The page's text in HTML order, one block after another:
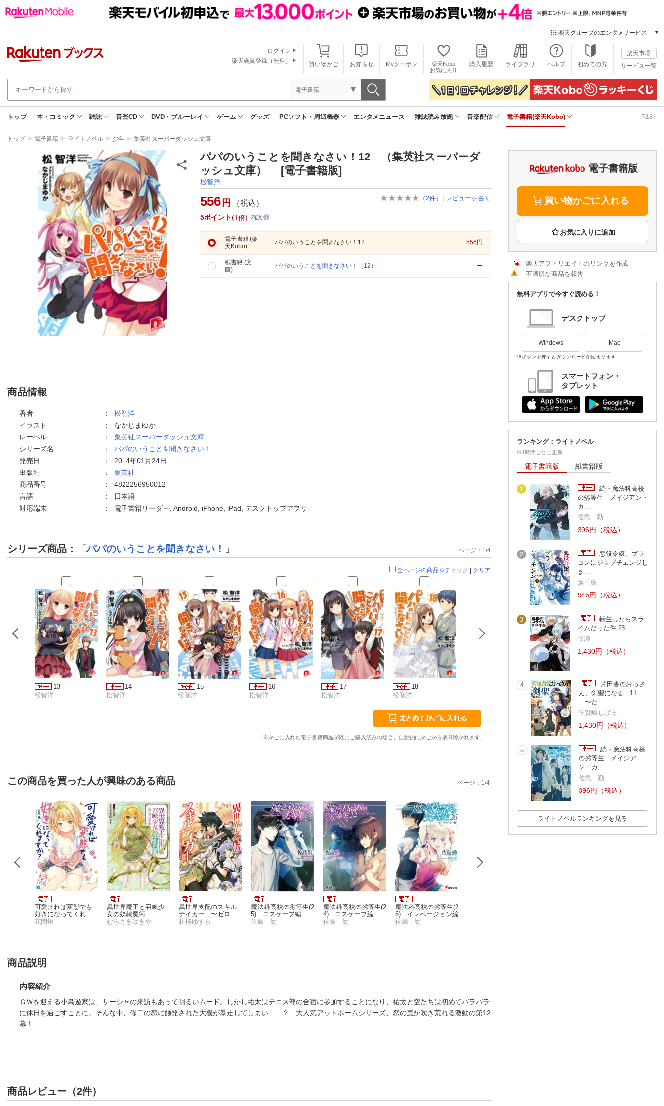
楽天グループのエンタメサービス
本/ゲーム/CD/DVD
楽天ブックス
電子書籍
楽天Kobo
雑誌読み放題
楽天ミュージック
楽天TV
動画配信ガイド
Rakuten PLAY
Rチャンネル
楽天チケット
エンタメニュース
推し楽
買い物かご お知らせ Myクーポン
楽天Kobo
お気に入り
購入履歴 ライブラリ ヘルプ 初めての方
楽天市場
サービス一覧
ログイン
楽天会員登録（無料）
電子書籍
トップ 本・コミック 雑誌 音楽CD DVD・ブルーレイ ゲーム グッズ PCソフト・周辺機器 エンタメニュース 雑誌読み放題 音楽配信 電子書籍(楽天Kobo) R18+
現
トップ > 電子書籍 > ライトノベル > 少年 > 集英社スーパーダッシュ文庫
パパのいうことを聞きなさい！12 （集英社スーパーダ
ッシュ文庫） [電子書籍版]
松智洋
（ 2件） | レビューを書く
556 円 （税込）
5ポイント 1倍 内訳
電子書籍 (楽
天Kobo)
パパのいうことを聞きなさい！12 556 円
紙書籍 (文
庫)
パパのいうことを聞きなさい！（12） ー
商品情報
著者 ： 松智洋
イラスト
： なかじまゆか
レーベル
： 集英社スーパーダッシュ文庫
シリーズ名
： パパのいうことを聞きなさい！
発売日
： 2014年01月24日
出版社
： 集英社
商品番号
： 4822256950012
言語
：
日本語
対応端末
： 電子書籍リーダー, Android, iPhone, iPad, デスクトップアプリ
シリーズ商品：「パパのいうことを聞きなさい！ 」 ページ：1/4
全ページの商品をチェック | クリア
13
松智洋
14
松智洋
15
松智洋
16
松智洋
17
松智洋
18
松智洋
1
松智洋
1
松智洋
※かごに入れた電子書籍商品が既にご購入済みの場合、自動的にかごから取り除かれます。
この商品を買った人が興味のある商品
可愛ければ変態でも
好きになってくれま
すか？【電子特典付
花間燈
異世界魔王と召喚少
女の奴隷魔術
むらさきゆきや
異世界支配のスキル
テイカー 〜ゼロか
ら始める奴隷ハーレ
柑橘ゆすら
魔法科高校の劣等生(2
5) エスケープ編
〈下〉
佐島 勤
魔法科高校の劣等生(2
4) エスケープ編
〈上〉
佐島 勤
魔法科高校の劣等生(2
6) インベージョン編
佐島 勤
ページ： 1 /4
商品説明
内容紹介
ＧＷを迎える小鳥遊家は、サーシャの来訪もあって明るいムード。しかし祐太はテニス部の合宿に参加することになり、祐太と空たちは初めてバラバラ
に休日を過ごすことに。そんな中、修二の恋に触発された大機が暴走してしまい……？ 大人気アットホームシリーズ、恋の嵐が吹き荒れる激動の第12
幕！
商品レビュー（2件）
電子書籍版
買い物かごに入れる
楽天アフィリエイトのリンクを作成
不適切な商品を報告
無料アプリで今すぐ読める！
デスクトップ
Windows Mac
※ボタンを押すとダウンロードが始まります
スマートフォン・
タブレット
ランキング：ライトノベル
※1時間ごとに更新
電子書籍版 紙書籍版
1
続・魔法科高校
の劣等生 メイジアン・
カ…
佐島 勤
396円（税込）
2
悪役令嬢、ブラ
コンにジョブチェンジし
ま…
浜千鳥
946円（税込）
3
転生したらスラ
イムだった件 23
伏瀬
1,430円（税込）
4
片田舎のおっさ
ん、剣聖になる 11
〜た…
佐賀崎しげる
1,430円（税込）
5
続・魔法科高校
の劣等生 メイジア
ン・カ…
佐島 勤
396円（税込）
ライトノベルランキングを見る